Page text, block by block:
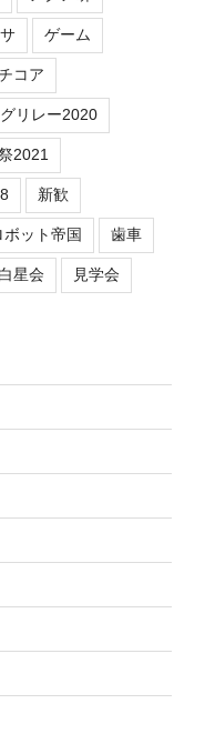
ゲーム
コア
リレー2020
2021
新歓
ット帝国 歯車
白星会 見学会